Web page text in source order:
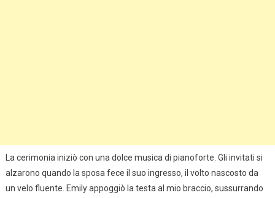
La cerimonia iniziò con una dolce musica di pianoforte. Gli invitati si
alzarono quando la sposa fece il suo ingresso, il volto nascosto da
un velo fluente. Emily appoggiò la testa al mio braccio, sussurrando